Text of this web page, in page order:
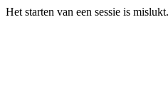
Het starten van een sessie is